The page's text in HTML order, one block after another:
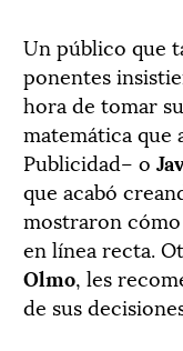
Un público que
ponentes
hora de tomar
matemática que
Publicidad– o
que acabó
mostraron
en línea recta.
Olmo, les
de sus